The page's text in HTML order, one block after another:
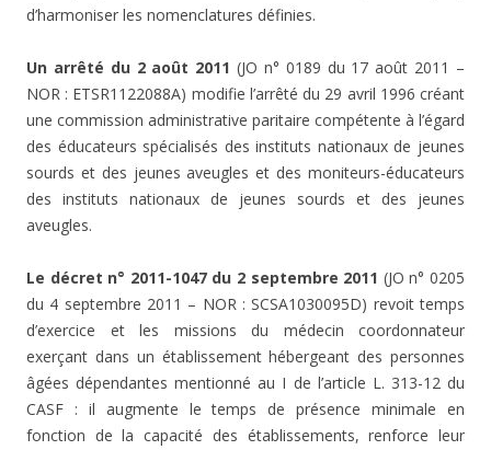
d’harmoniser les nomenclatures définies.
Un arrêté du 2 août 2011 (JO n° 0189 du 17 août 2011 –
NOR : ETSR1122088A) modifie l’arrêté du 29 avril 1996 créant
une commission administrative paritaire compétente à l’égard
des éducateurs spécialisés des instituts nationaux de jeunes
sourds et des jeunes aveugles et des moniteurs-éducateurs
des instituts nationaux de jeunes sourds et des jeunes
aveugles.
Le décret n° 2011-1047 du 2 septembre 2011 (JO n° 0205
du 4 septembre 2011 – NOR : SCSA1030095D) revoit temps
d’exercice et les missions du médecin coordonnateur
exerçant dans un établissement hébergeant des personnes
âgées dépendantes mentionné au I de l’article L. 313-12 du
CASF : il augmente le temps de présence minimale en
fonction de la capacité des établissements, renforce leur